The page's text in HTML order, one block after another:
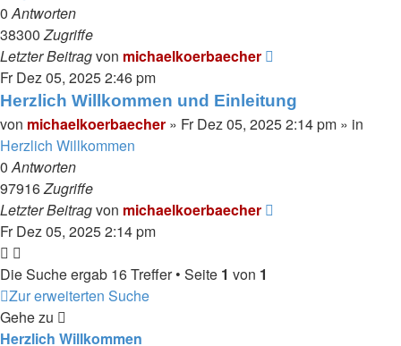
0Antworten
38300Zugriffe
Letzter Beitragvon michaelkoerbaecher
Fr Dez 05, 2025 2:46 pm
Herzlich Willkommen und Einleitung
von michaelkoerbaecher » Fr Dez 05, 2025 2:14 pm » in
Herzlich Willkommen
0Antworten
97916Zugriffe
Letzter Beitragvon michaelkoerbaecher
Fr Dez 05, 2025 2:14 pm
Die Suche ergab 16 Treffer • Seite 1 von 1
Zur erweiterten Suche
Gehe zu
Herzlich Willkommen